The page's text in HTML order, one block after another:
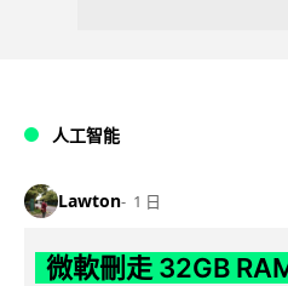
人工智能
Lawton 1 日
微軟刪走 32GB